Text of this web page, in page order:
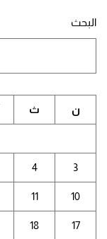
البحث
ن ث
3
4
10
11
17
18